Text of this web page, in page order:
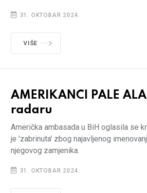
31. OKTOBAR 2024.
VIŠE
AMERIKANCI PALE
radaru
Američka ambasada u BiH oglasila se
je 'zabrinuta' zbog najavljenog
njegovog zamjenika.
31. OKTOBAR 2024.